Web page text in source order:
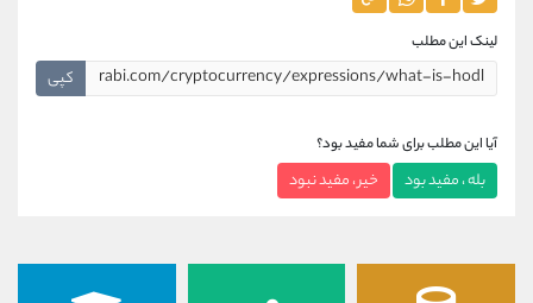
لینک این مطلب
کپی
آیا این مطلب برای شما مفید بود؟
بله ، مفید بود خیر ، مفید نبود